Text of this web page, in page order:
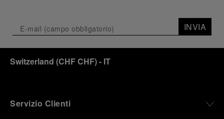
INVIA
Switzerland (CHF CHF)- IT
Servizio Clienti